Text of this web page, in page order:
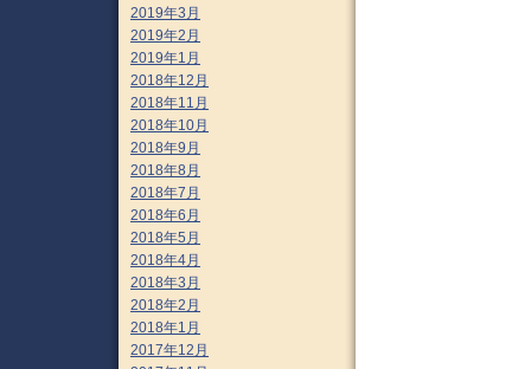
2019年3月
2019年2月
2019年1月
2018年12月
2018年11月
2018年10月
2018年9月
2018年8月
2018年7月
2018年6月
2018年5月
2018年4月
2018年3月
2018年2月
2018年1月
2017年12月